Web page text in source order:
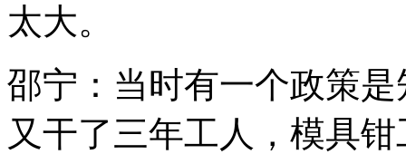
太大。
邵宁：当时有一个政策
又干了三年工人，模具